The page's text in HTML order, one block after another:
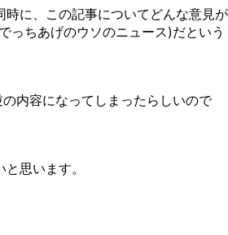
に、この記事についてどんな意見が
っちあげのウソのニュース)だという
内容になってしまったらしいので
思います。